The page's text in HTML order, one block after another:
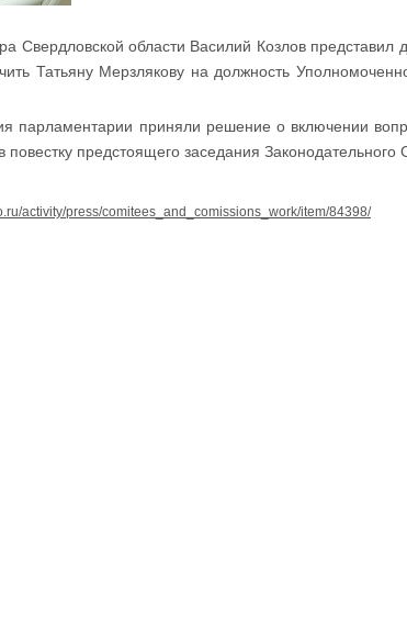
Свердловской области Василий Козлов
Татьяну Мерзлякову на должность
парламентарии приняли решение о включении
повестку предстоящего заседания Законодательного
activity/press/comitees_and_comissions_work/item/84398/